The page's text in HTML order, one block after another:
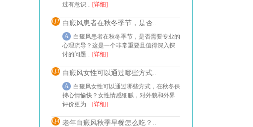
过有意识... [详细]
Q2 白癜风患者在秋冬季节，是否..
A
白癜风患者在秋冬季节，是否需要专业的
心理疏导？这是一个非常重要且值得深入探
讨的问题... [详细]
Q3 白癜风女性可以通过哪些方式..
A
白癜风女性可以通过哪些方式，在秋冬保
持心情愉快？女性情感细腻，对外貌和外界
评价更为... [详细]
Q4 老年白癜风秋季早餐怎么吃？..